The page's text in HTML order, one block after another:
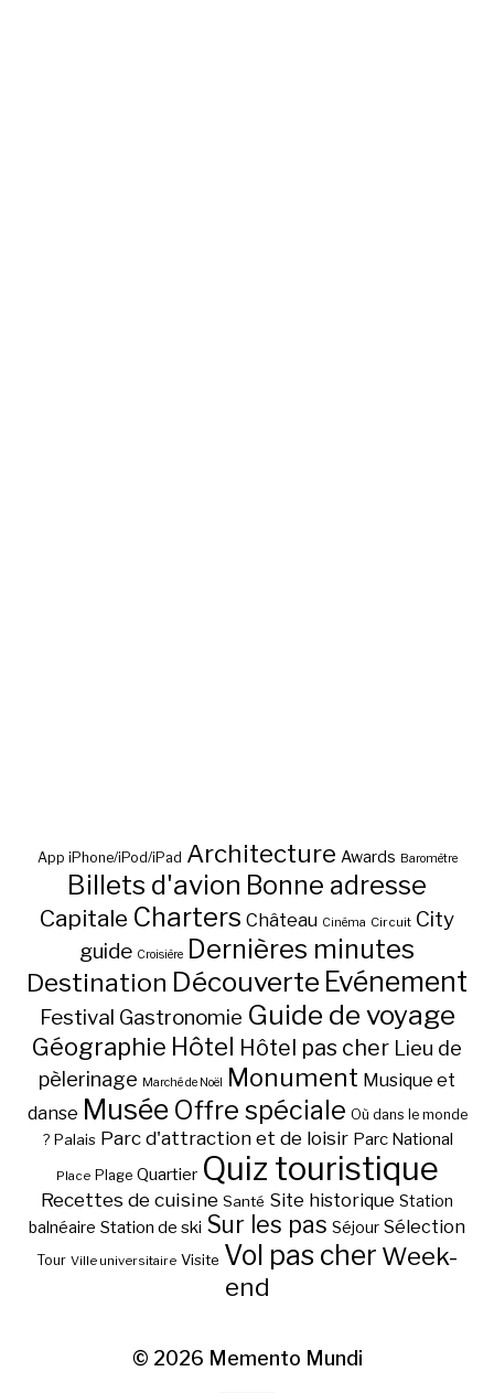
App iPhone/iPod/iPad Architecture Awards Baromètre
Billets d'avion Bonne adresse
Capitale Charters Château Cinéma Circuit City
guide Croisière Dernières minutes
Destination Découverte Evénement
Festival Gastronomie Guide de voyage
Géographie Hôtel Hôtel pas cher Lieu de
pèlerinage Marché de Noël Monument Musique et
danse Musée Offre spéciale Où dans le monde
? Palais Parc d'attraction et de loisir Parc National
Place Plage Quartier Quiz touristique
Recettes de cuisine Santé Site historique Station
balnéaire Station de ski Sur les pas Séjour Sélection
Tour Ville universitaire Visite Vol pas cher Week-
end
© 2026 Memento Mundi